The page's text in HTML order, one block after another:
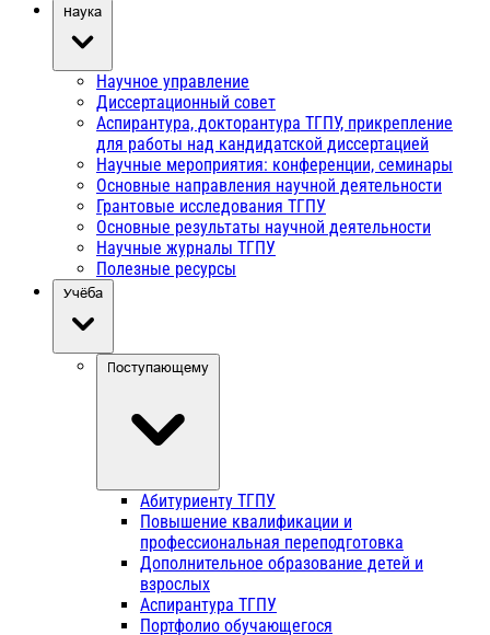
Наука
Научное управление
Диссертационный совет
Аспирантура, докторантура ТГПУ, прикрепление
для работы над кандидатской диссертацией
Научные мероприятия: конференции, семинары
Основные направления научной деятельности
Грантовые исследования ТГПУ
Основные результаты научной деятельности
Научные журналы ТГПУ
Полезные ресурсы
Учёба
Поступающему
Абитуриенту ТГПУ
Повышение квалификации и
профессиональная переподготовка
Дополнительное образование детей и
взрослых
Аспирантура ТГПУ
Портфолио обучающегося